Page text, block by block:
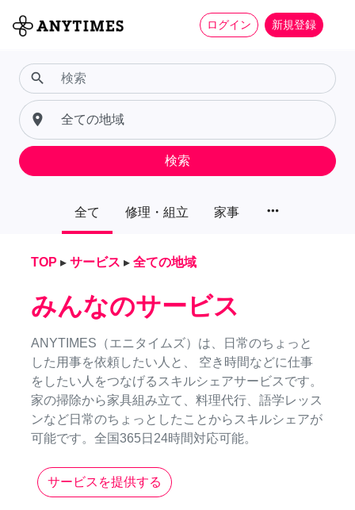
ログイン 新規登録
全て 修理・組立 家事 more_horiz
search
place
検索
TOP ▸ サービス ▸ 全ての地域
みんなのサービス
ANYTIMES（エニタイムズ）は、日常のちょっと
した用事を依頼したい人と、 空き時間などに仕事
をしたい人をつなげるスキルシェアサービスです。
家の掃除から家具組み立て、料理代行、語学レッス
ンなど日常のちょっとしたことからスキルシェアが
可能です。全国365日24時間対応可能。
サービスを提供する